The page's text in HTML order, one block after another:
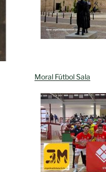
Moral Fútbol Sala